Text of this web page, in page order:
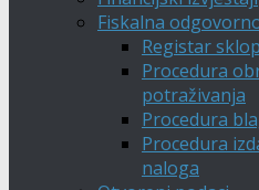
Fiskalna
Registar
Procedura
potraživanja
Procedura
Procedura
naloga